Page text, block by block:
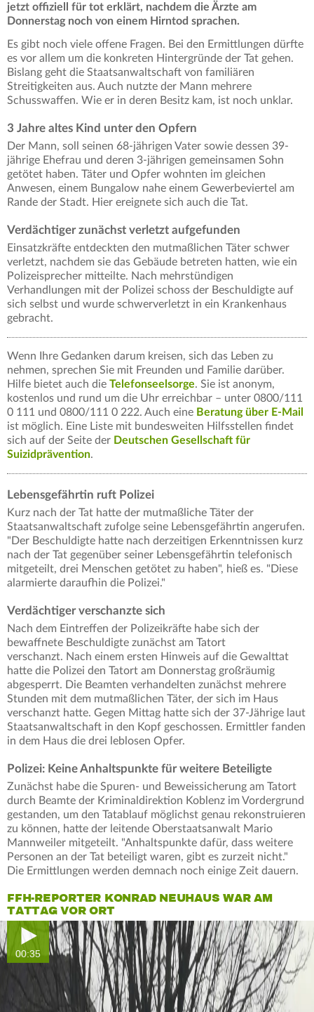
jetzt offiziell für tot erklärt, nachdem die Ärzte am
Donnerstag noch von einem Hirntod sprachen.
Es gibt noch viele offene Fragen. Bei den Ermittlungen dürfte
es vor allem um die konkreten Hintergründe der Tat gehen.
Bislang geht die Staatsanwaltschaft von familiären
Streitigkeiten aus. Auch nutzte der Mann mehrere
Schusswaffen. Wie er in deren Besitz kam, ist noch unklar.
3 Jahre altes Kind unter den Opfern
Der Mann, soll seinen 68-jährigen Vater sowie dessen 39-
jährige Ehefrau und deren 3-jährigen gemeinsamen Sohn
getötet haben. Täter und Opfer wohnten im gleichen
Anwesen, einem Bungalow nahe einem Gewerbeviertel am
Rande der Stadt. Hier ereignete sich auch die Tat.
Verdächtiger zunächst verletzt aufgefunden
Einsatzkräfte entdeckten den mutmaßlichen Täter schwer
verletzt, nachdem sie das Gebäude betreten hatten, wie ein
Polizeisprecher mitteilte. Nach mehrstündigen
Verhandlungen mit der Polizei schoss der Beschuldigte auf
sich selbst und wurde schwerverletzt in ein Krankenhaus
gebracht.
Wenn Ihre Gedanken darum kreisen, sich das Leben zu
nehmen, sprechen Sie mit Freunden und Familie darüber.
Hilfe bietet auch die Telefonseelsorge. Sie ist anonym,
kostenlos und rund um die Uhr erreichbar – unter 0800/111
0 111 und 0800/111 0 222. Auch eine Beratung über E-Mail
ist möglich. Eine Liste mit bundesweiten Hilfsstellen findet
sich auf der Seite der Deutschen Gesellschaft für
Suizidprävention.
Lebensgefährtin ruft Polizei
Kurz nach der Tat hatte der mutmaßliche Täter der
Staatsanwaltschaft zufolge seine Lebensgefährtin angerufen.
"Der Beschuldigte hatte nach derzeitigen Erkenntnissen kurz
nach der Tat gegenüber seiner Lebensgefährtin telefonisch
mitgeteilt, drei Menschen getötet zu haben", hieß es. "Diese
alarmierte daraufhin die Polizei."
Verdächtiger verschanzte sich
Nach dem Eintreffen der Polizeikräfte habe sich der
bewaffnete Beschuldigte zunächst am Tatort
verschanzt. Nach einem ersten Hinweis auf die Gewalttat
hatte die Polizei den Tatort am Donnerstag großräumig
abgesperrt. Die Beamten verhandelten zunächst mehrere
Stunden mit dem mutmaßlichen Täter, der sich im Haus
verschanzt hatte. Gegen Mittag hatte sich der 37-Jährige laut
Staatsanwaltschaft in den Kopf geschossen. Ermittler fanden
in dem Haus die drei leblosen Opfer.
Polizei: Keine Anhaltspunkte für weitere Beteiligte
Zunächst habe die Spuren- und Beweissicherung am Tatort
durch Beamte der Kriminaldirektion Koblenz im Vordergrund
gestanden, um den Tatablauf möglichst genau rekonstruieren
zu können, hatte der leitende Oberstaatsanwalt Mario
Mannweiler mitgeteilt. "Anhaltspunkte dafür, dass weitere
Personen an der Tat beteiligt waren, gibt es zurzeit nicht."
Die Ermittlungen werden demnach noch einige Zeit dauern.
FFH-REPORTER KONRAD NEUHAUS WAR AM
TATTAG VOR ORT
00:35